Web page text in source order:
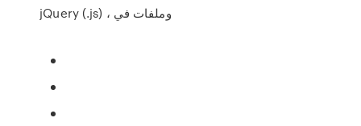
jQuery (.js) ، وملفات في